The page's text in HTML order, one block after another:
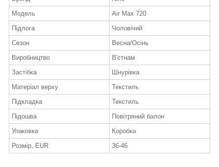
Модель
Air Max 720
Підлога
Чоловічий
Сезон
Весна/Осінь
Виробництво
В'єтнам
Застібка
Шнурівка
Матеріал верху
Текстиль
Підкладка
Текстиль
Підошва
Повітряний балон
Упаковка
Коробка
Розмір, EUR
36-46